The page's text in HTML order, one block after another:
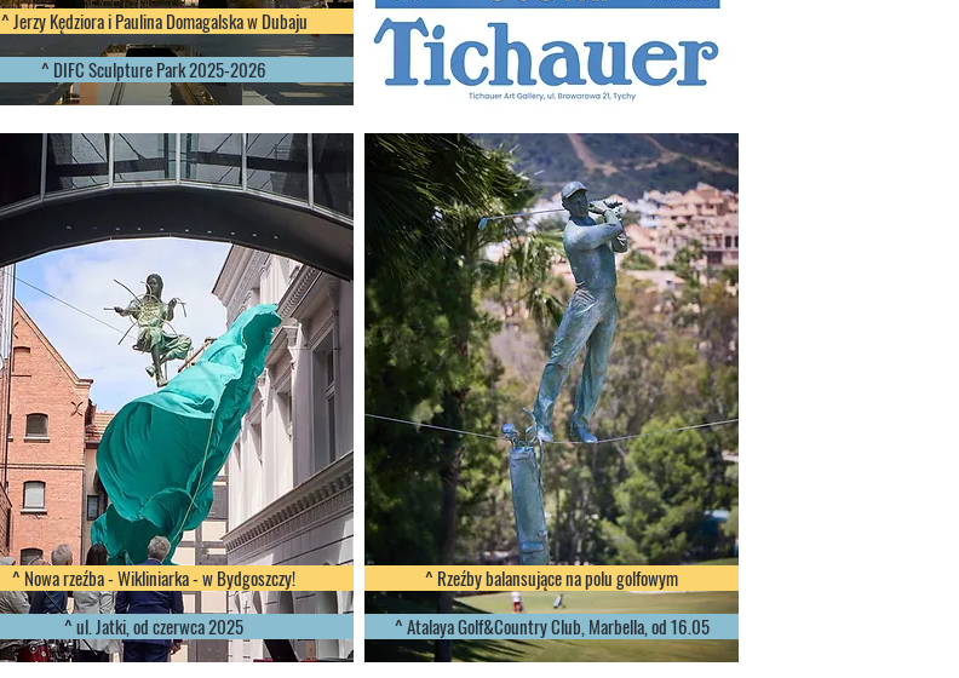
^ Jerzy Kędziora i Paulina Domagalska w Dubaju
^ DIFC Sculpture Park 2025-2026
^ Nowa rzeźba - Wikliniarka - w Bydgoszczy!
^ ul. Jatki, od czerwca 2025
^ Rzeźby balansujące na polu golfowym
^ Atalaya Golf&Country Club, Marbella, od 16.05